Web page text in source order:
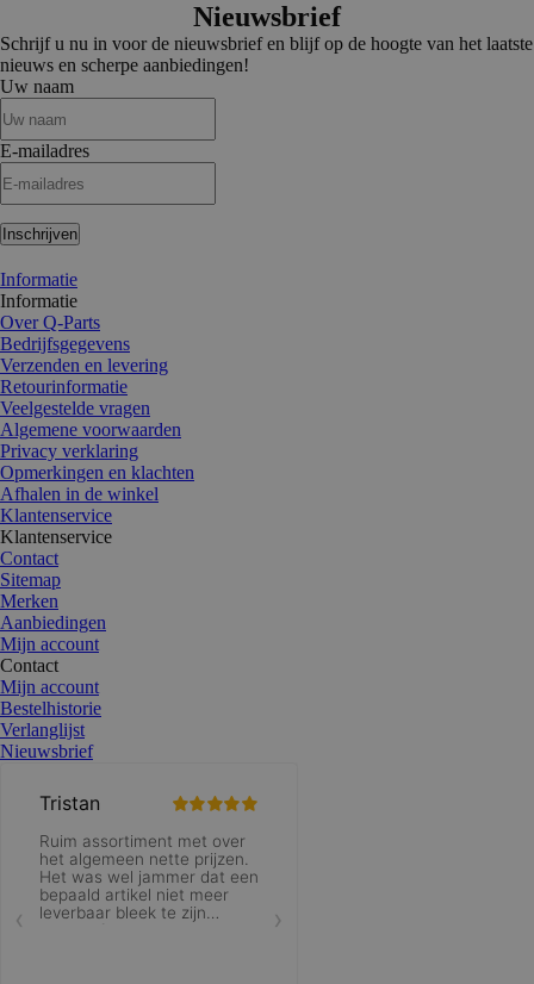
Nieuwsbrief
Schrijf u nu in voor de nieuwsbrief en blijf op de hoogte van het laatste
nieuws en scherpe aanbiedingen!
Uw naam
E-mailadres
Inschrijven
Informatie
Informatie
Over Q-Parts
Bedrijfsgegevens
Verzenden en levering
Retourinformatie
Veelgestelde vragen
Algemene voorwaarden
Privacy verklaring
Opmerkingen en klachten
Afhalen in de winkel
Klantenservice
Klantenservice
Contact
Sitemap
Merken
Aanbiedingen
Mijn account
Contact
Mijn account
Bestelhistorie
Verlanglijst
Nieuwsbrief